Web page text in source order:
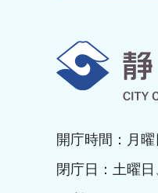
開庁時間：月
閉庁日：土曜